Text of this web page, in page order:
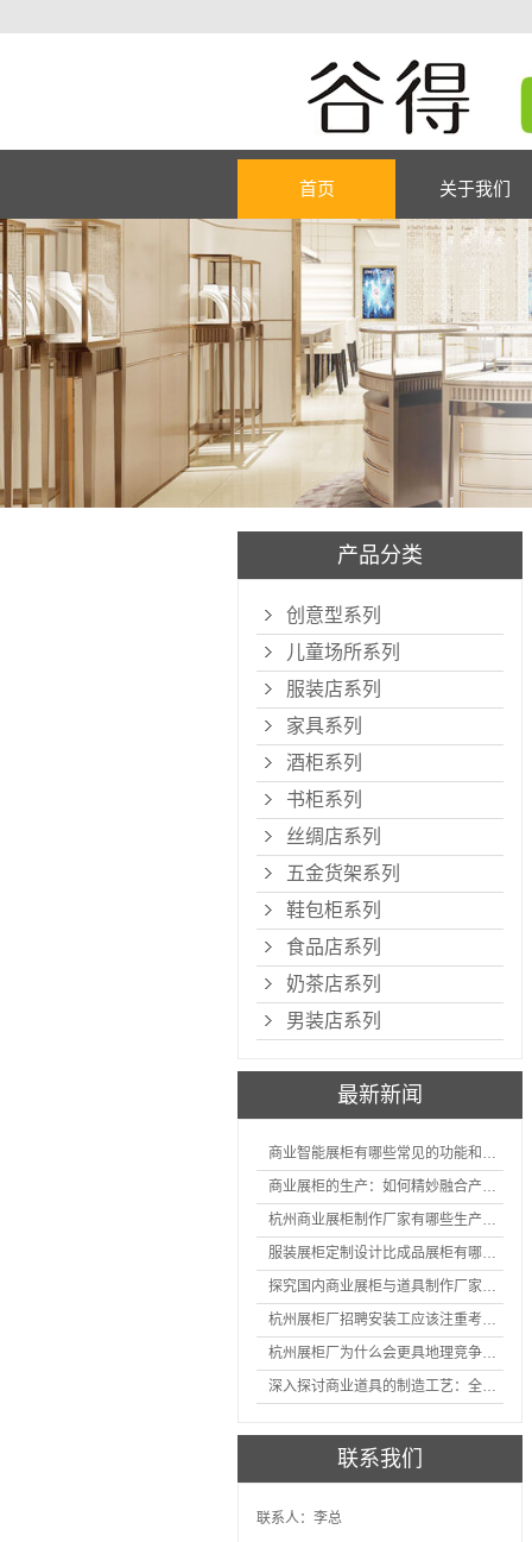
首页 关于我们
产品分类
创意型系列
儿童场所系列
服装店系列
家具系列
酒柜系列
书柜系列
丝绸店系列
五金货架系列
鞋包柜系列
食品店系列
奶茶店系列
男装店系列
最新新闻
商业智能展柜有哪些常见的功能和神奇之处
商业展柜的生产：如何精妙融合产品特性的艺术探索
杭州商业展柜制作厂家有哪些生产的优势？
服装展柜定制设计比成品展柜有哪些优势
探究国内商业展柜与道具制作厂家的技术实力如何
杭州展柜厂招聘安装工应该注重考核哪些方面技能
杭州展柜厂为什么会更具地理竞争优势？
深入探讨商业道具的制造工艺：全面分析从设计到维护的各个环节。
联系我们
联系人：李总